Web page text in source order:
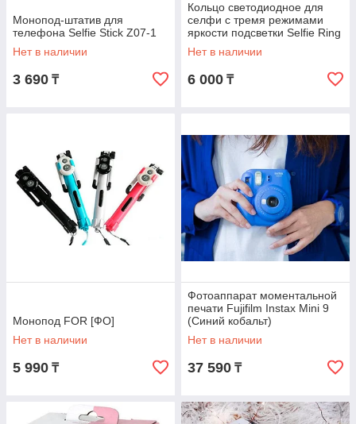
Монопод-штатив для
телефона Selfie Stick Z07-1
Нет в наличии
3 690 ₸
Кольцо светодиодное для
селфи с тремя режимами
яркости подсветки Selfie Ring
Light XJ-01 (Круглая)
Нет в наличии
6 000 ₸
Монопод FOR [ФО]
Нет в наличии
5 990 ₸
Фотоаппарат моментальной
печати Fujifilm Instax Mini 9
(Синий кобальт)
Нет в наличии
37 590 ₸